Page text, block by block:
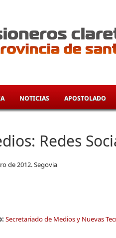
NOTICIAS APOSTOLADO
aquí Redes
de 2012. Segovia
Secretariado de Medios y Nuevas